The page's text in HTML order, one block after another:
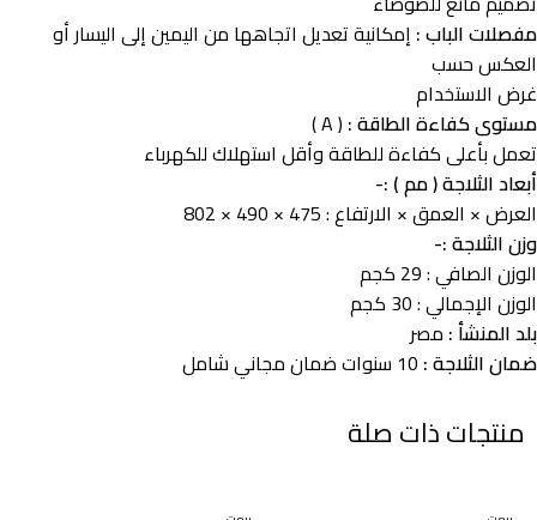
مفصلات الباب : إمكانية تعديل اتجاهها من اليمين إلى اليسار أو
العكس حسب
غرض الاستخدام
مستوى كفاءة الطاقة : ( A )
تعمل بأعلى كفاءة للطاقة وأقل استهلاك للكهرباء
أبعاد الثلاجة ( مم ) :-
العرض × العمق × الارتفاع : 475 × 490 × 802
وزن الثلاجة :-
الوزن الصافي : 29 كجم
الوزن الإجمالي : 30 كجم
بلد المنشأ : مصر
ضمان الثلاجة :
منتجات ذات صلة